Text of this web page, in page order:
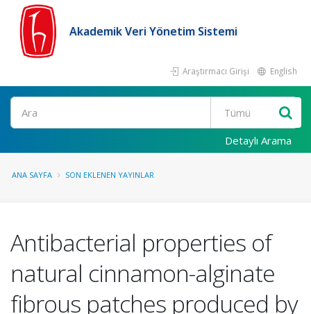
Akademik Veri Yönetim Sistemi
Araştırmacı Girişi English
Ara
Detaylı Arama
ANA SAYFA SON EKLENEN YAYINLAR
Antibacterial properties of
natural cinnamon-alginate
fibrous patches produced by